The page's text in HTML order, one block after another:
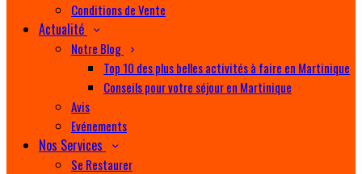
Conditions de Vente
Actualité
Notre Blog
Top 10 des plus belles activités à faire en Martinique
Conseils pour votre séjour en Martinique
Avis
Evénements
Nos Services
Se Restaurer